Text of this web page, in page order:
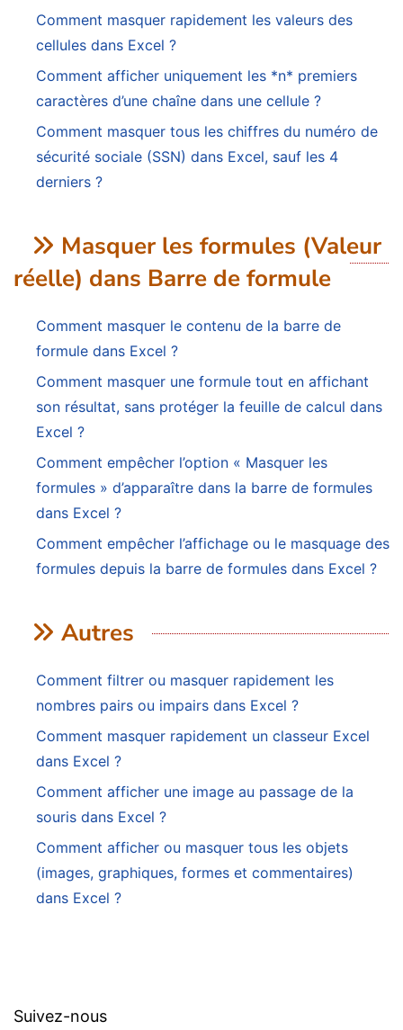
Comment masquer rapidement les valeurs des
cellules dans Excel ?
Comment afficher uniquement les *n* premiers
caractères d’une chaîne dans une cellule ?
Comment masquer tous les chiffres du numéro de
sécurité sociale (SSN) dans Excel, sauf les 4
derniers ?
Masquer les formules (Valeur
réelle) dans Barre de formule
Comment masquer le contenu de la barre de
formule dans Excel ?
Comment masquer une formule tout en affichant
son résultat, sans protéger la feuille de calcul dans
Excel ?
Comment empêcher l’option « Masquer les
formules » d’apparaître dans la barre de formules
dans Excel ?
Comment empêcher l’affichage ou le masquage des
formules depuis la barre de formules dans Excel ?
Autres
Comment filtrer ou masquer rapidement les
nombres pairs ou impairs dans Excel ?
Comment masquer rapidement un classeur Excel
dans Excel ?
Comment afficher une image au passage de la
souris dans Excel ?
Comment afficher ou masquer tous les objets
(images, graphiques, formes et commentaires)
dans Excel ?
Suivez-nous